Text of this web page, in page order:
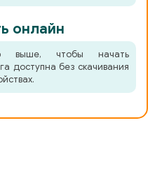
онлайн
выше, чтобы начать
доступна без скачивания